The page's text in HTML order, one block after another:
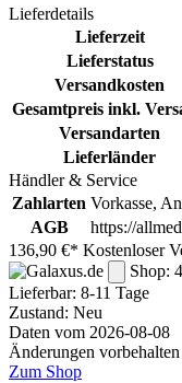
Lieferdetails
Lieferzeit
Lieferstatus
Versandkosten
Gesamtpreis inkl.
Versandarten
Lieferländer
Händler & Service
Zahlarten Vorkasse,
AGB
https://
136,90 €* Kostenloser
Shop:
Lieferbar: 8-11 Tage
Zustand: Neu
Daten vom 2026-08-08
Änderungen vorbehalten
Zum Shop